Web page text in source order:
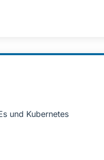
und Kubernetes